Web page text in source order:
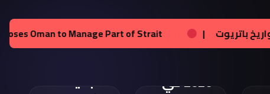
عالم:زيلينسكي يحصل على تراخيص لإنتاج صواريخ باتريوت| مواصفات
كوبرا
2026 في
هجرس
يشارك
الجديدة